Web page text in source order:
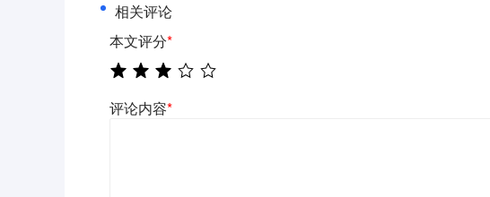
相关评论
本文评分*
评论内容*